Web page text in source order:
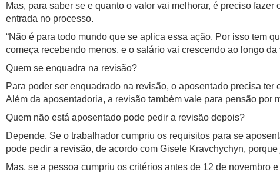
Mas, para saber se e quanto o valor vai melhorar, é preciso
entrada no processo.
“Não é para todo mundo que se aplica essa ação. Por isso tem
começa recebendo menos, e o salário vai crescendo ao longo
Quem se enquadra na revisão?
Para poder ser enquadrado na revisão, o aposentado precisa
Além da aposentadoria, a revisão também vale para pensão
Quem não está aposentado pode pedir a revisão depois?
Depende. Se o trabalhador cumpriu os requisitos para se
pode pedir a revisão, de acordo com Gisele Kravchychyn,
Mas, se a pessoa cumpriu os critérios antes de 12 de